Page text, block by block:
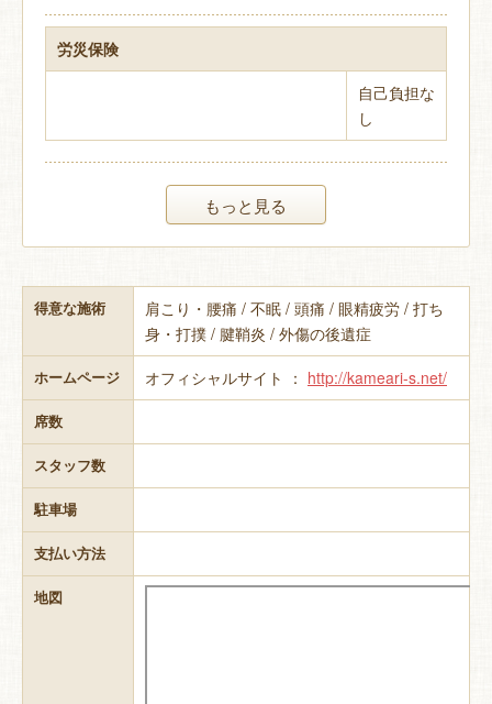
労災保険
自己負担な
し
もっと見る
得意な施術
肩こり・腰痛 / 不眠 / 頭痛 / 眼精疲労 / 打ち
身・打撲 / 腱鞘炎 / 外傷の後遺症
ホームページ オフィシャルサイト ： http://kameari-s.net/
席数
スタッフ数
駐車場
支払い方法
地図